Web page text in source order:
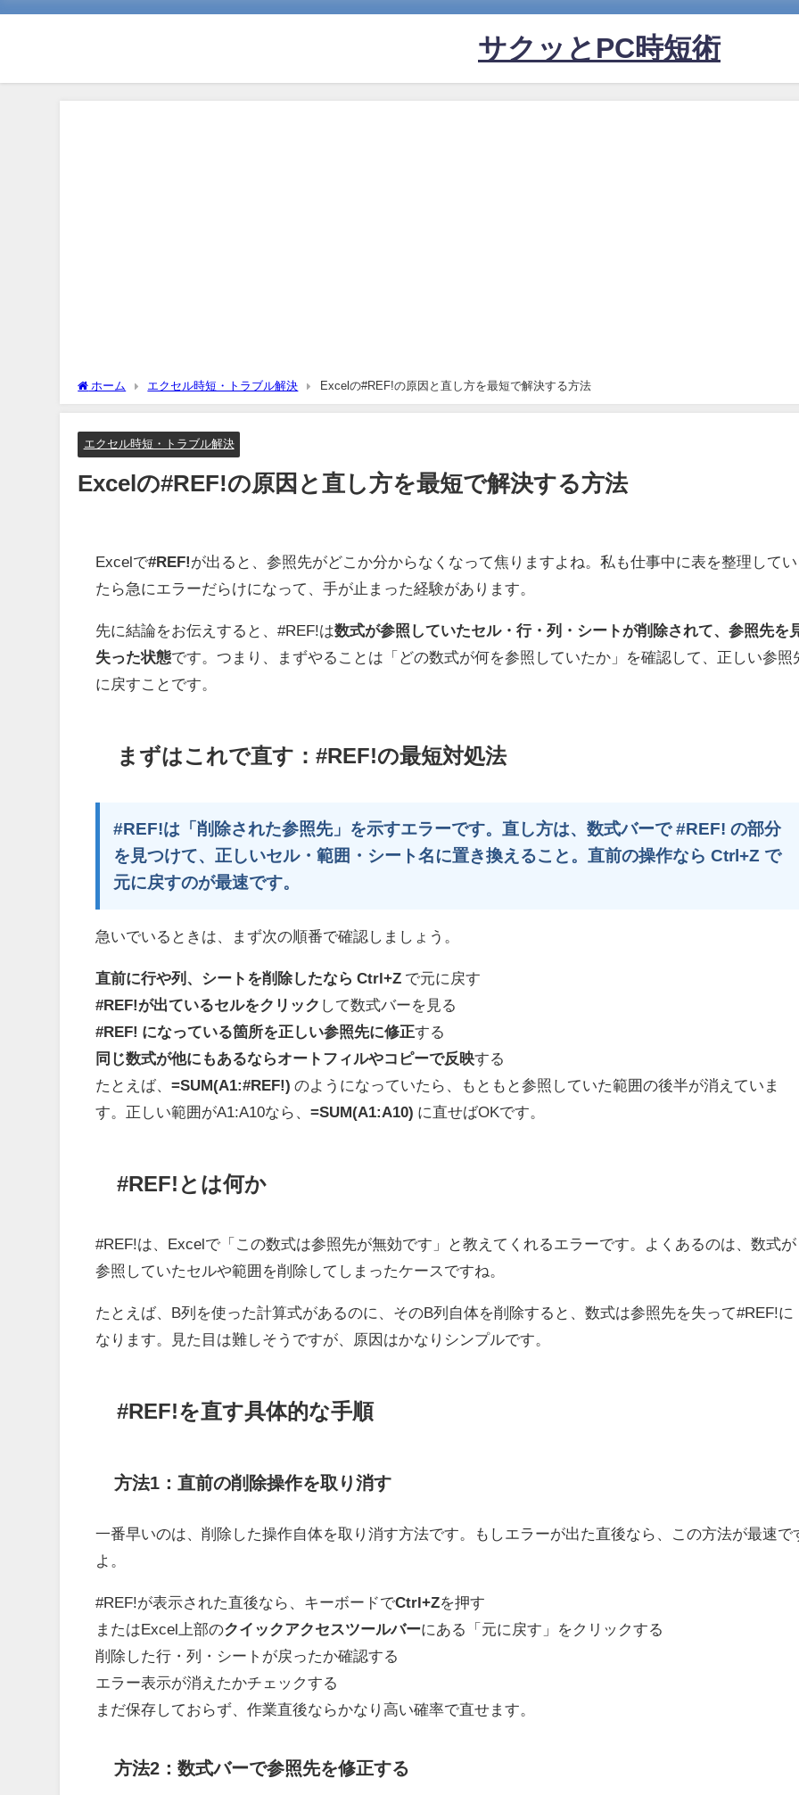
サクッとPC時短術
ホーム エクセル時短・トラブル解決 Excelの#REF!の原因と直し方を最短で解決する方法
エクセル時短・トラブル解決
Excelの#REF!の原因と直し方を最短で解決する方法
Excelで#REF!が出ると、参照先がどこか分からなくなって焦りますよね。私も仕事中に表を整理してい
たら急にエラーだらけになって、手が止まった経験があります。
先に結論をお伝えすると、#REF!は数式が参照していたセル・行・列・シートが削除されて、参照先を
失った状態です。つまり、まずやることは「どの数式が何を参照していたか」を確認して、正しい参照
に戻すことです。
まずはこれで直す：#REF!の最短対処法
#REF!は「削除された参照先」を示すエラーです。直し方は、数式バーで #REF! の部分
を見つけて、正しいセル・範囲・シート名に置き換えること。直前の操作なら Ctrl+Z で
元に戻すのが最速です。
急いでいるときは、まず次の順番で確認しましょう。
直前に行や列、シートを削除したなら Ctrl+Z で元に戻す
#REF!が出ているセルをクリック して数式バーを見る
#REF! になっている箇所を正しい参照先に修正する
同じ数式が他にもあるならオートフィルやコピーで反映する
たとえば、=SUM(A1:#REF!) のようになっていたら、もともと参照していた範囲の後半が消えていま
す。正しい範囲がA1:A10なら、=SUM(A1:A10) に直せばOKです。
#REF!とは何か
#REF!は、Excelで「この数式は参照先が無効です」と教えてくれるエラーです。よくあるのは、数式が
参照していたセルや範囲を削除してしまったケースですね。
たとえば、B列を使った計算式があるのに、そのB列自体を削除すると、数式は参照先を失って#REF!に
なります。見た目は難しそうですが、原因はかなりシンプルです。
#REF!を直す具体的な手順
方法1：直前の削除操作を取り消す
一番早いのは、削除した操作自体を取り消す方法です。もしエラーが出た直後なら、この方法が最速で
よ。
#REF!が表示された直後なら、キーボードでCtrl+Zを押す
またはExcel上部のクイックアクセスツールバーにある「元に戻す」をクリックする
削除した行・列・シートが戻ったか確認する
エラー表示が消えたかチェックする
まだ保存しておらず、作業直後ならかなり高い確率で直せます。
方法2：数式バーで参照先を修正する